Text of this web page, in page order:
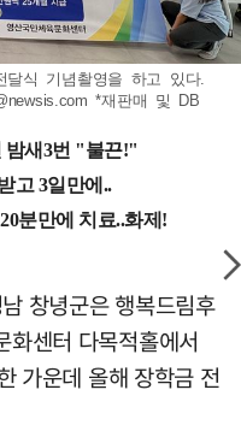
달식 기념촬영을 하고 있다.
*재판매 및 DB
창녕군은 행복드림후
화센터 다목적홀에서
가운데 올해 장학금 전